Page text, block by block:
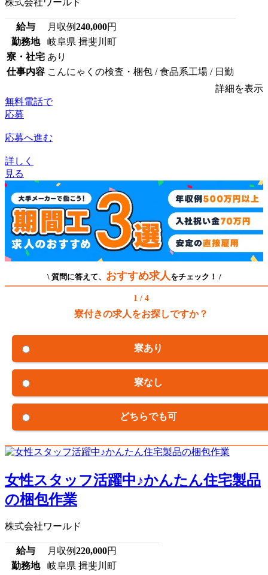
給与 月収例240,000円
勤務地
岐阜県 揖斐川町
寮・社宅 あり
仕事内容 こんにゃくの検査・梱包 / 食品系工場 / 日勤
詳細を表示
無料電話で
応募
応募へ進む
詳しく
見る
\ 質問に答えて、 おすすめ求人 をチェック！ /
1 / 4
寮付きの求人をお探しですか？
寮あり
寮なし
どちらでも可
女性スタッフ活躍中♪かんたん住宅製品
の梱包作業
株式会社ワールド
給与 月収例220,000円
勤務地
岐阜県 揖斐川町